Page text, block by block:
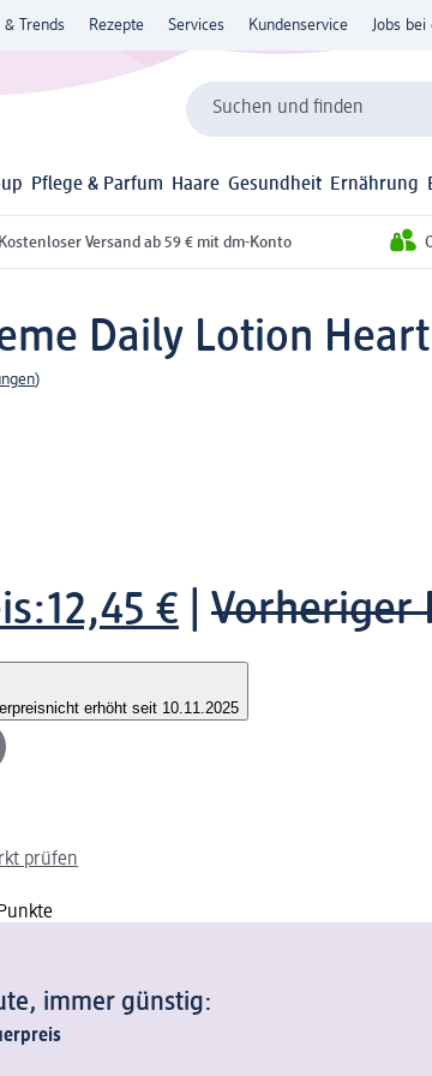
& Trends Rezepte Services Kundenservice Jobs bei
Suchen und finden
Pflege & Parfum Haare Gesundheit Ernährung
Kostenloser Versand ab 59 € mit dm-Konto
Daily Lotion
)
12,45 € Vorheriger
nicht erhöht seit 10.11.2025
prüfen
immer günstig: